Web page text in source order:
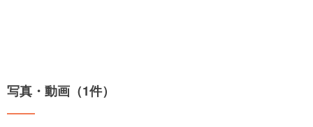
写真・動画（1件）